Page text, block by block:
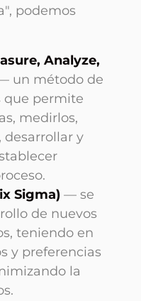
podemos
Analyze,
un método de
que permite
medirlos,
desarrollar y
Sigma) — se
de nuevos
teniendo en
y preferencias
la